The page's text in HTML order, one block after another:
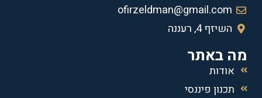
ofirzeldman@gmail.com
השיזף 4, רעננה
מה באתר
אודות
תכנון פיננסי